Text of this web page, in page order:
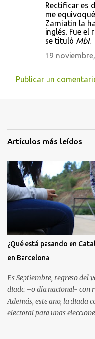
Rectificar es
me
Zamiatin la
inglés. Fue el
se tituló MbI.
19
Publicar un
Artículos más leídos
¿Qué está pasando en
en Barcelona
Es Septiembre, regreso del
diada –o día nacional- con
Además, este año, la diada
electoral para unas